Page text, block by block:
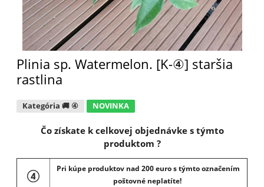
Plinia sp. Watermelon. [K-④] staršia
rastlina
Kategória 🚚 ④ NOVINKA
Čo získate k celkovej objednávke s týmto
produktom ?
Pri kúpe produktov nad 200 euro s týmto označením
poštovné neplatíte!